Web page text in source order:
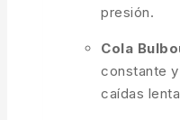
presión.
Cola
constante
caídas